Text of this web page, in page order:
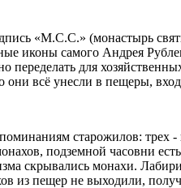
«М.С.С.» (монастырь
иконы самого Андрея
переделать для
они всё унесли в пещеры,
старожилов: трех
подземной часовни
скрывались монахи.
из пещер не выходили,